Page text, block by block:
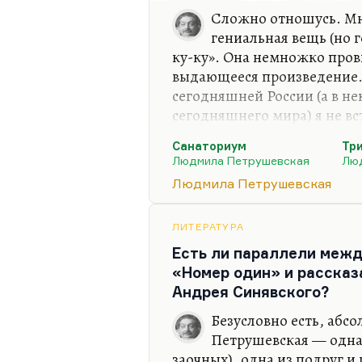
Сложно отношусь.
гениальная вещь (но
ку-ку». Она немножко
выдающееся
сегодняшней России (а в
сегодняшнего мира) я не
действительно великом
обжигало так, всё было
громокипящая новизна, что
шокирующий материал.
недооценённой.
Но при всём при этом
Санаториум
Людмила Петрушевская
Людмила Петрушевская
ЛИТЕРАТУРА
Есть ли параллели
«Номер один» и
Андрея Синявского?
Безусловно есть,
Петрушевская —